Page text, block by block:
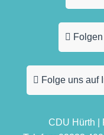
Folge uns auf
CDU Hürth |